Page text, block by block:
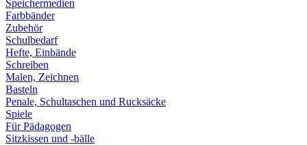
Speichermedien
Farbbänder
Zubehör
Schulbedarf
Hefte, Einbände
Schreiben
Malen, Zeichnen
Basteln
Penale, Schultaschen und Rucksäcke
Spiele
Für Pädagogen
Sitzkissen und -bälle